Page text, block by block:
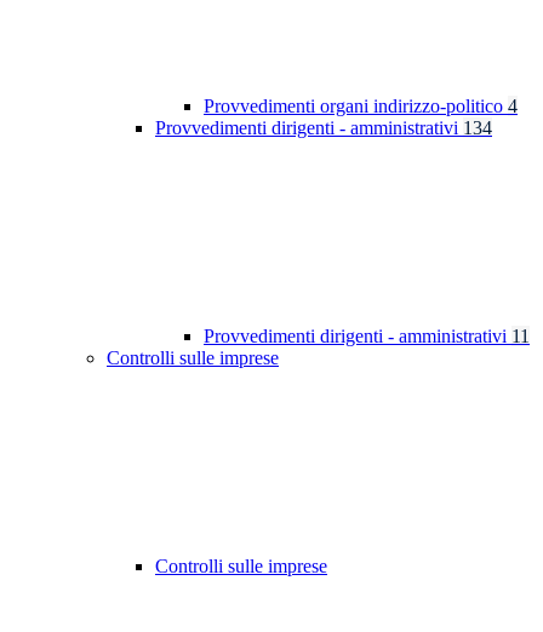
Provvedimenti organi indirizzo-politico 4
Provvedimenti dirigenti - amministrativi 134
Provvedimenti dirigenti - amministrativi 11
Controlli sulle imprese
Controlli sulle imprese